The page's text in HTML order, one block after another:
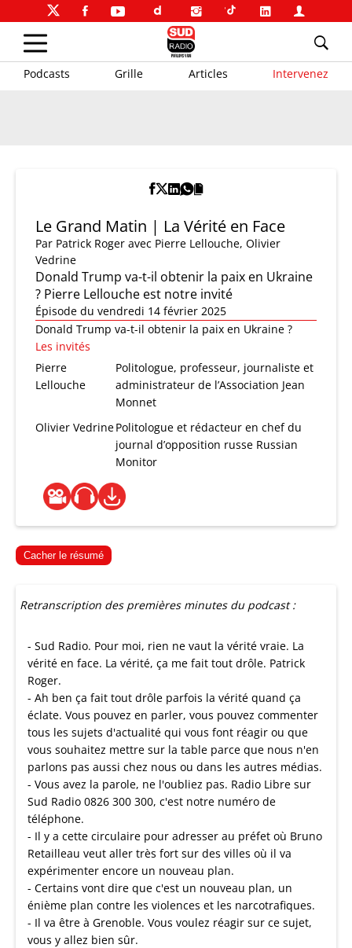
Podcasts Grille Articles Intervenez
Le Grand Matin | La Vérité en Face
Par Patrick Roger avec Pierre Lellouche, Olivier
Vedrine
Donald Trump va-t-il obtenir la paix en Ukraine
? Pierre Lellouche est notre invité
Épisode du vendredi 14 février 2025
Donald Trump va-t-il obtenir la paix en Ukraine ?
Les invités
Pierre
Lellouche
Politologue, professeur, journaliste et
administrateur de l’Association Jean
Monnet
Olivier VedrinePolitologue et rédacteur en chef du
journal d’opposition russe Russian
Monitor
Cacher le résumé
Retranscription des premières minutes du podcast :
- Sud Radio. Pour moi, rien ne vaut la vérité vraie. La
vérité en face. La vérité, ça me fait tout drôle. Patrick
Roger.
- Ah ben ça fait tout drôle parfois la vérité quand ça
éclate. Vous pouvez en parler, vous pouvez commenter
tous les sujets d'actualité qui vous font réagir ou que
vous souhaitez mettre sur la table parce que nous n'en
parlons pas aussi chez nous ou dans les autres médias.
- Vous avez la parole, ne l'oubliez pas. Radio Libre sur
Sud Radio 0826 300 300, c'est notre numéro de
téléphone.
- Il y a cette circulaire pour adresser au préfet où Bruno
Retailleau veut aller très fort sur des villes où il va
expérimenter encore un nouveau plan.
- Certains vont dire que c'est un nouveau plan, un
énième plan contre les violences et les narcotrafiques.
- Il va être à Grenoble. Vous voulez réagir sur ce sujet,
vous y allez bien sûr.